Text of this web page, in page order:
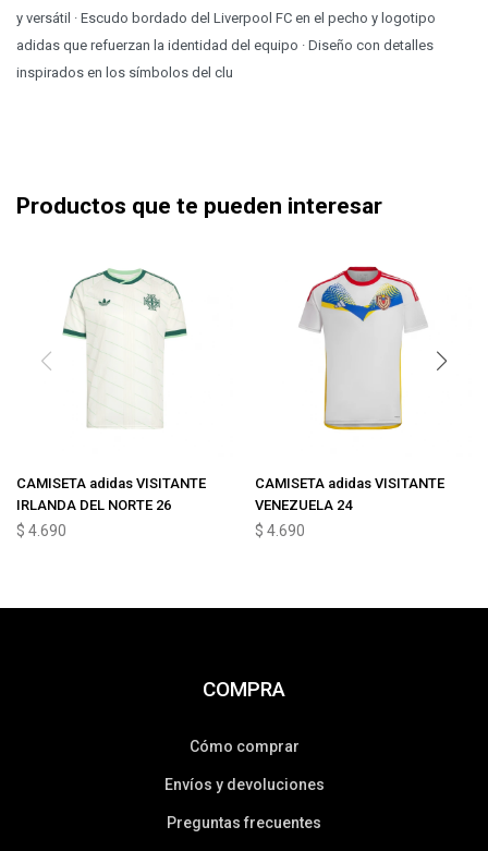
y versátil · Escudo bordado del Liverpool FC en el pecho y logotipo
adidas que refuerzan la identidad del equipo · Diseño con detalles
inspirados en los símbolos del clu
Productos que te pueden interesar
CAMISETA adidas VISITANTE
IRLANDA DEL NORTE 26
$ 4.690
CAMISETA adidas VISITANTE
VENEZUELA 24
$ 4.690
COMPRA
Cómo comprar
Envíos y devoluciones
Preguntas frecuentes